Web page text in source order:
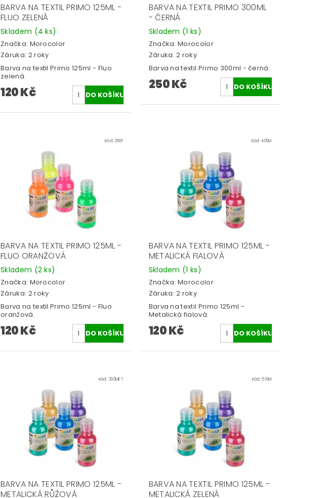
BARVA NA TEXTIL PRIMO 125ML -
FLUO ZELENÁ
Skladem (4 ks)
Značka: Morocolor
Záruka: 2 roky
Barva na textil Primo 125ml - Fluo
zelená.
120 Kč
BARVA NA TEXTIL PRIMO 300ML
- ČERNÁ
Skladem (1 ks)
Značka:Morocolor
Záruka: 2 roky
Barva na textil Primo 300ml - černá.
250 Kč
Kód: 250F
BARVA NA TEXTIL PRIMO 125ML -
FLUO ORANŽOVÁ
Skladem (2 ks)
Značka: Morocolor
Záruka: 2 roky
Barva na textil Primo 125ml - Fluo
oranžová.
120 Kč
Kód:400M
BARVA NA TEXTIL PRIMO 125ML -
METALICKÁ FIALOVÁ
Skladem (1 ks)
Značka:Morocolor
Záruka: 2 roky
Barva na textil Primo 125ml -
Metalická fialová.
120 Kč
Kód: 300MET
BARVA NA TEXTIL PRIMO 125ML -
METALICKÁ RŮŽOVÁ
Kód:610M
BARVA NA TEXTIL PRIMO 125ML -
METALICKÁ ZELENÁ